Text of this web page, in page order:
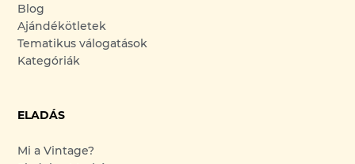
Blog
Ajándékötletek
Tematikus válogatások
Kategóriák
ELADÁS
Mi a Vintage?